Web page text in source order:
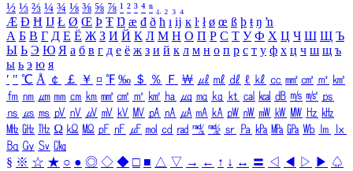
½ ⅓ ⅔ ¼ ¾ ⅛ ⅜ ⅝ ⅞ ¹ ² ³ ⁴ ⁿ ₁ ₂ ₃ ₄
Æ Ð Ħ Ĳ Ł Ø Œ Þ Ŧ Ŋ æ đ ð ħ ı ĳ ĸ ŀ ł ø œ ß þ ŧ ŋ ŉ
А Б В Г Д Е Ё Ж З И Й К Л М Н О П Р С Т У Ф Х Ц Ч Ш Щ Ъ
Ы Ь Э Ю Я а б в г д е ё ж з и й к л м н о п р с т у ф х ц ч ш щ ъ
ы ь э ю я
′ ″ ℃ Å ￠ ￡ ￥ ¤ ℉ ‰ ＄ ％ Ｆ ￦ ㎕ ㎖ ㎗ ℓ ㎘ ㏄ ㎣ ㎤ ㎥ ㎦
㎙ ㎚ ㎛ ㎜ ㎝ ㎞ ㎟ ㎠ ㎡ ㎢ ㏊ ㎍ ㎎ ㎏ ㏏ ㎈ ㎉ ㏈ ㎧ ㎨ ㎰
㎱ ㎲ ㎳ ㎴ ㎵ ㎶ ㎷ ㎸ ㎹ ㎀ ㎁ ㎂ ㎃ ㎄ ㎺ ㎻ ㎽ ㎾ ㎿ ㎐ ㎑
㎒ ㎓ ㎔ Ω ㏀ ㏁ ㎊ ㎋ ㎌ ㏖ ㏅ ㎭ ㎮ ㎯ ㏛ ㎩ ㎪ ㎫ ㎬ ㏝ ㏐
㏓
㏃ ㏉ ㏜ ㏆
§ ※ ☆ ★ ○ ● ◎ ◇ ◆ □ ■ △ ▽ → ← ↑ ↓ ↔ 〓 ◁ ◀ ▷ ▶ ♤